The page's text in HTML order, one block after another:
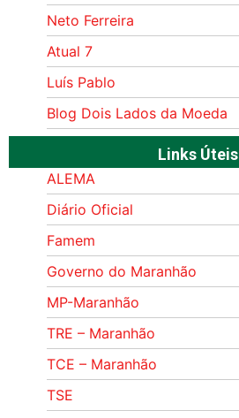
Neto Ferreira
Atual 7
Luís Pablo
Blog Dois Lados da Moeda
Links Úteis
ALEMA
Diário Oficial
Famem
Governo do Maranhão
MP-Maranhão
TRE – Maranhão
TCE – Maranhão
TSE